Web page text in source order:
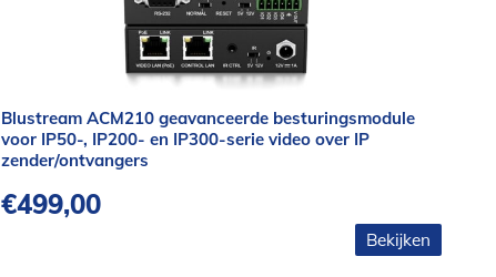
Blustream ACM210 geavanceerde besturingsmodule
voor IP50-, IP200- en IP300-serie video over IP
zender/ontvangers
€499,00
Bekijken